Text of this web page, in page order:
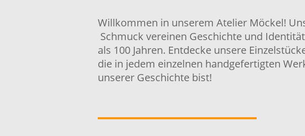
Willkommen in unserem Atelier Möckel!
Schmuck vereinen Geschichte und
als 100 Jahren. Entdecke unsere
die in jedem einzelnen handgefertigten
unserer Geschichte bist!